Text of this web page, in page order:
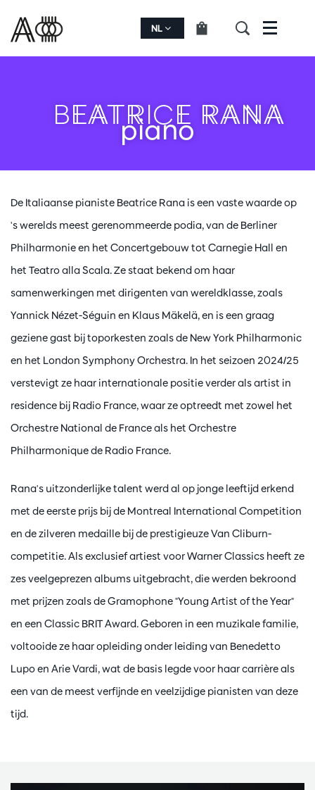
NL Menu
BEATRICE RANA
piano
De Italiaanse pianiste Beatrice Rana is een vaste waarde op
's werelds meest gerenommeerde podia, van de Berliner
Philharmonie en het Concertgebouw tot Carnegie Hall en
het Teatro alla Scala. Ze staat bekend om haar
samenwerkingen met dirigenten van wereldklasse, zoals
Yannick Nézet-Séguin en Klaus Mäkelä, en is een graag
geziene gast bij toporkesten zoals de New York Philharmonic
en het London Symphony Orchestra. In het seizoen 2024/25
verstevigt ze haar internationale positie verder als artist in
residence bij Radio France, waar ze optreedt met zowel het
Orchestre National de France als het Orchestre
Philharmonique de Radio France.
Rana's uitzonderlijke talent werd al op jonge leeftijd erkend
met de eerste prijs bij de Montreal International Competition
en de zilveren medaille bij de prestigieuze Van Cliburn-
competitie. Als exclusief artiest voor Warner Classics heeft ze
zes veelgeprezen albums uitgebracht, die werden bekroond
met prijzen zoals de Gramophone "Young Artist of the Year"
en een Classic BRIT Award. Geboren in een muzikale familie,
voltooide ze haar opleiding onder leiding van Benedetto
Lupo en Arie Vardi, wat de basis legde voor haar carrière als
een van de meest verfijnde en veelzijdige pianisten van deze
tijd.